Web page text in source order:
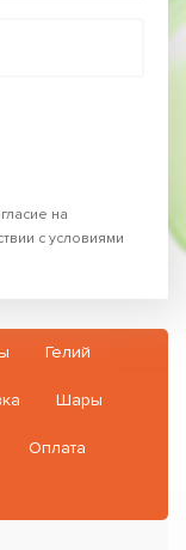
на
с условиями
Гелий
Шары
Оплата